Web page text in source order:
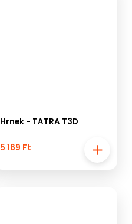
Hrnek - TATRA T3D
5 169 Ft